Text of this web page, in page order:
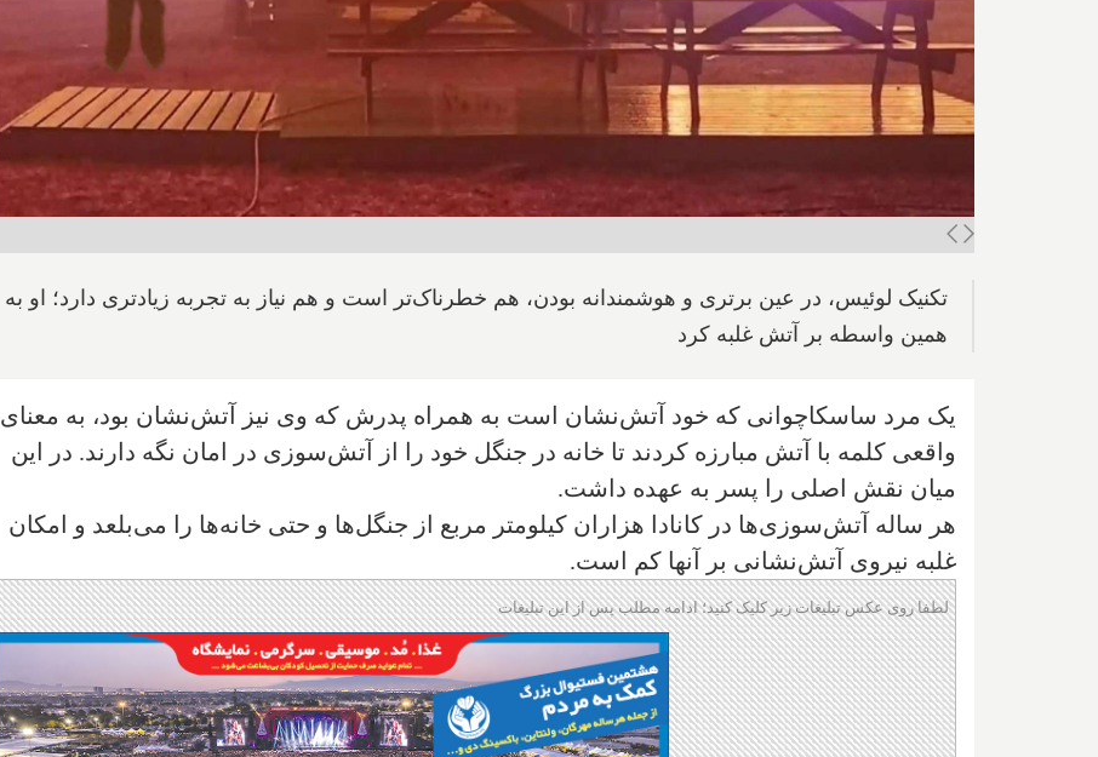
تکنیک لوئیس، در عین برتری و هوشمندانه بودن، هم خطرناک‌تر است و هم نیاز به تجربه زیادتری دارد؛ او به
همین واسطه بر آتش غلبه کرد
یک مرد ساسکاچوانی که خود آتش‌نشان است به همراه پدرش که وی نیز آتش‌نشان بود، به معنای
واقعی کلمه با آتش مبارزه کردند تا خانه در جنگل خود را از آتش‌سوزی در امان نگه دارند. در این
میان نقش اصلی را پسر به عهده داشت.
هر ساله آتش‌سوزی‌ها در کانادا هزاران کیلومتر مربع از جنگل‌ها و حتی خانه‌ها را می‌بلعد و امکان
غلبه نیروی آتش‌نشانی بر آنها کم است.
لطفا روی عکس تبلیغات زیر کلیک کنید؛ ادامه مطلب پس از این تبلیغات